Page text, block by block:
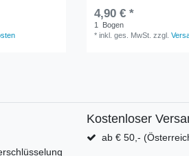
4,90 € *
1
Bogen
*inkl. ges. MwSt. zzgl.
Kostenloser
ab € 50,-